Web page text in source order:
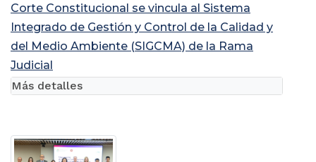
Corte Constitucional se vincula al Sistema
Integrado de Gestión y Control de la Calidad y
del Medio Ambiente (SIGCMA) de la Rama
Judicial
Más detalles